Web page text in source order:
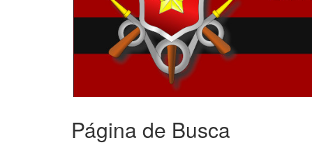
Página de Busca